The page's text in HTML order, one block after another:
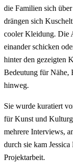
die Familien sich
drängen sich
cooler Kleidung. Die
einander schicken
hinter den gezeigten
Bedeutung für Nähe,
hinweg.
Sie wurde kuratiert
für Kunst und
mehrere Interviews,
durch sie kam
Projektarbeit.